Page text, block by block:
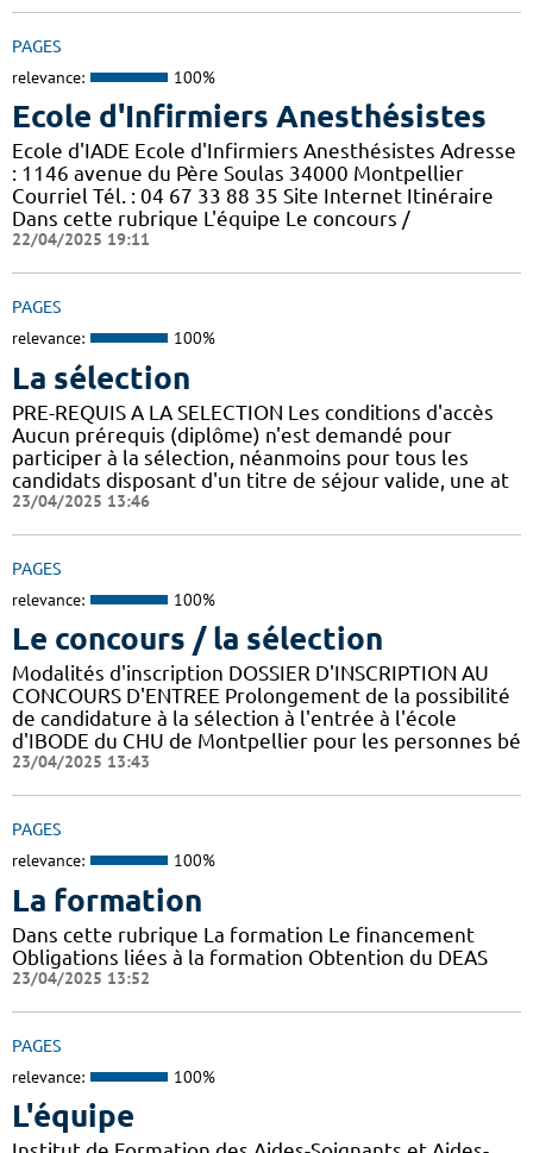
PAGES
relevance: 100%
Ecole d'Infirmiers Anesthésistes
Ecole d'IADE Ecole d'Infirmiers Anesthésistes Adresse
: 1146 avenue du Père Soulas 34000 Montpellier
Courriel Tél. : 04 67 33 88 35 Site Internet Itinéraire
Dans cette rubrique L'équipe Le concours /
22/04/2025 19:11
PAGES
relevance: 100%
La sélection
PRE-REQUIS A LA SELECTION Les conditions d'accès
Aucun prérequis (diplôme) n'est demandé pour
participer à la sélection, néanmoins pour tous les
candidats disposant d'un titre de séjour valide, une at
23/04/2025 13:46
PAGES
relevance: 100%
Le concours / la sélection
Modalités d'inscription DOSSIER D'INSCRIPTION AU
CONCOURS D'ENTREE Prolongement de la possibilité
de candidature à la sélection à l'entrée à l'école
d'IBODE du CHU de Montpellier pour les personnes bé
23/04/2025 13:43
PAGES
relevance: 100%
La formation
Dans cette rubrique La formation Le financement
Obligations liées à la formation Obtention du DEAS
23/04/2025 13:52
PAGES
relevance: 100%
L'équipe